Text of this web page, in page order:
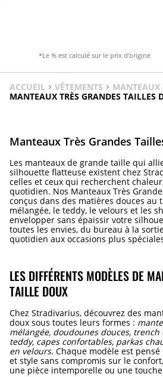
*Le % est calculé sur le prix d'origine
ACCUEIL VÊTEMENTS
MANTEAUX
MANTEAUX TRÈS GRANDES TAILLES
Manteaux Très Grandes
Les manteaux de grande taille qui
silhouette flatteuse existent chez
celles et ceux qui recherchent
quotidien. Nos Manteaux Très
conçus dans des matières douces au
mélangée, le teddy, le velours et les
envelopper sans épaissir votre
toutes les envies, du bureau à la
quotidien aux occasions plus
LES DIFFÉRENTS MODÈLES DE
TAILLE DOUX
Chez Stradivarius, découvrez des
doux sous toutes leurs formes :
mélangée, doudounes douces, trench
teddy, capes confortables, parkas
en velours. Chaque modèle est
et style sans compromis sur le
une pièce intemporelle ou une